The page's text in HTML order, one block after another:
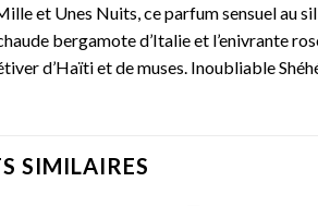
et Unes Nuits, ce parfum sensuel au
bergamote d’Italie et l’enivrante
d’Haïti et de muses. Inoubliable
SIMILAIRES